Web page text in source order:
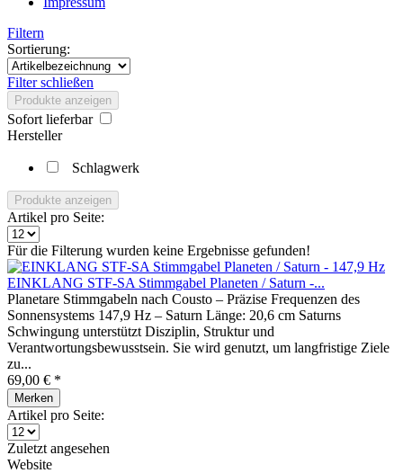
Filtern
Sortierung:
Filter schließen
Produkte anzeigen
Sofort lieferbar
Hersteller
Schlagwerk
Produkte anzeigen
Artikel pro Seite:
Für die Filterung wurden keine Ergebnisse gefunden!
EINKLANG STF-SA Stimmgabel Planeten / Saturn -...
Planetare Stimmgabeln nach Cousto – Präzise Frequenzen des
Sonnensystems 147,9 Hz – Saturn Länge: 20,6 cm Saturns
Schwingung unterstützt Disziplin, Struktur und
Verantwortungsbewusstsein. Sie wird genutzt, um langfristige Ziele
zu...
69,00 € *
Merken
Artikel pro Seite:
Zuletzt angesehen
Website